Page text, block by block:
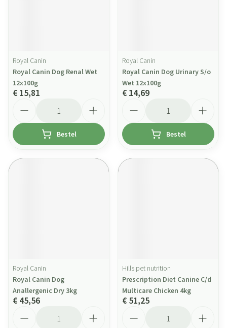
Royal Canin
Royal Canin Dog Renal Wet
12x100g
€ 15,81
Bestel
Royal Canin
Royal Canin Dog Urinary S/o
Wet 12x100g
€ 14,69
Bestel
Royal Canin
Royal Canin Dog
Anallergenic Dry 3kg
€ 45,56
Hills pet nutrition
Prescription Diet Canine C/d
Multicare Chicken 4kg
€ 51,25